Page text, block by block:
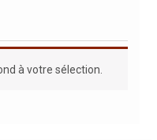
à votre sélection.